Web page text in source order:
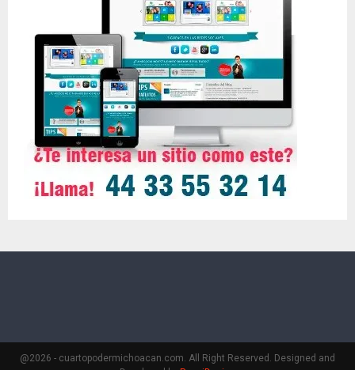
@2026 - cuartopodermichoacan.com. All Right Reserved. Designed and